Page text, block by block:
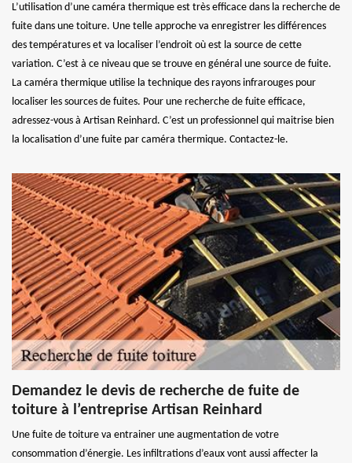
L’utilisation d’une caméra thermique est très efficace dans la recherche de
fuite dans une toiture. Une telle approche va enregistrer les différences
des températures et va localiser l’endroit où est la source de cette
variation. C’est à ce niveau que se trouve en général une source de fuite.
La caméra thermique utilise la technique des rayons infrarouges pour
localiser les sources de fuites. Pour une recherche de fuite efficace,
adressez-vous à Artisan Reinhard. C’est un professionnel qui maitrise bien
la localisation d’une fuite par caméra thermique. Contactez-le.
Demandez le devis de recherche de fuite de
toiture à l’entreprise Artisan Reinhard
Une fuite de toiture va entrainer une augmentation de votre
consommation d’énergie. Les infiltrations d’eaux vont aussi affecter la